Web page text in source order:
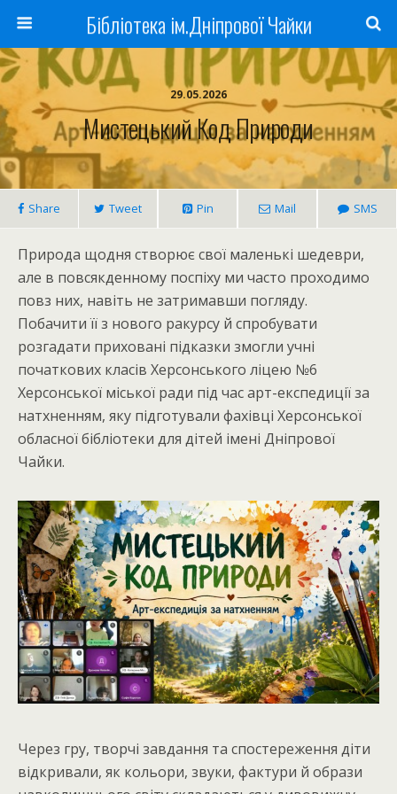
Бібліотека ім.Дніпрової Чайки
29.05.2026
Мистецький Код Природи
Share Tweet Pin Mail SMS
Природа щодня створює свої маленькі шедеври,
але в повсякденному поспіху ми часто проходимо
повз них, навіть не затримавши погляду.
Побачити її з нового ракурсу й спробувати
розгадати приховані підказки змогли учні
початкових класів Херсонського ліцею №6
Херсонської міської ради під час арт-експедиції за
натхненням, яку підготували фахівці Херсонської
обласної бібліотеки для дітей імені Дніпрової
Чайки.
Через гру, творчі завдання та спостереження діти
відкривали, як кольори, звуки, фактури й образи